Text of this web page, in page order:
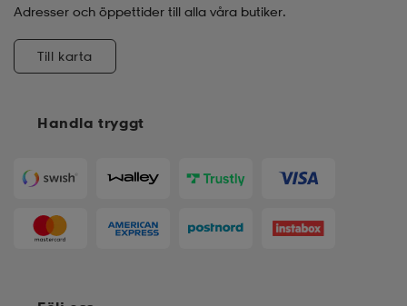
Handla tryggt
Adresser och öppettider till alla våra butiker.
Till karta